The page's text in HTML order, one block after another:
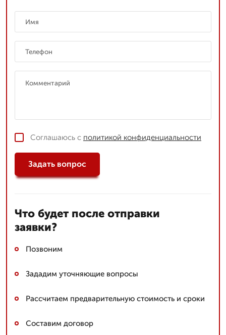
Соглашаюсь с политикой конфиденциальности
Задать вопрос
Что будет после отправки
заявки?
Позвоним
Зададим уточняющие вопросы
Рассчитаем предварительную стоимость и сроки
Составим договор